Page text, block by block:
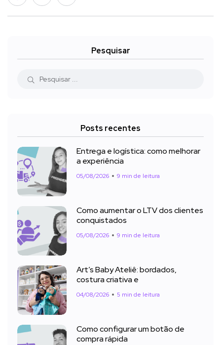
Pesquisar
Posts recentes
Entrega e logística: como melhorar
a experiência
05/08/2026 9 min de leitura
Como aumentar o LTV dos clientes
conquistados
05/08/2026 9 min de leitura
Art’s Baby Ateliê: bordados,
costura criativa e
04/08/2026 5 min de leitura
Como configurar um botão de
compra rápida